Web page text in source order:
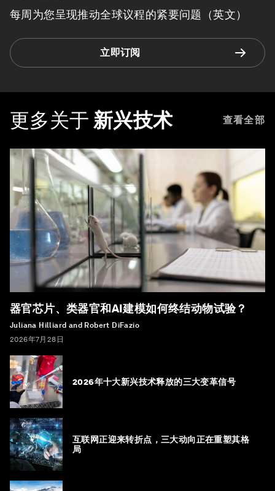
每周为您呈现推动全球议程的紧要问题（英文）
立即订阅
更多关于 新兴技术 查看全部
器官芯片、类器官和AI建模如何终结动物试验？
Juliana Hilliard and Robert DiFazio
2026年7月28日
2026年十大新兴技术释放的三大变革信号
互联网正迎来转折点，三大动向正在重塑其格
局